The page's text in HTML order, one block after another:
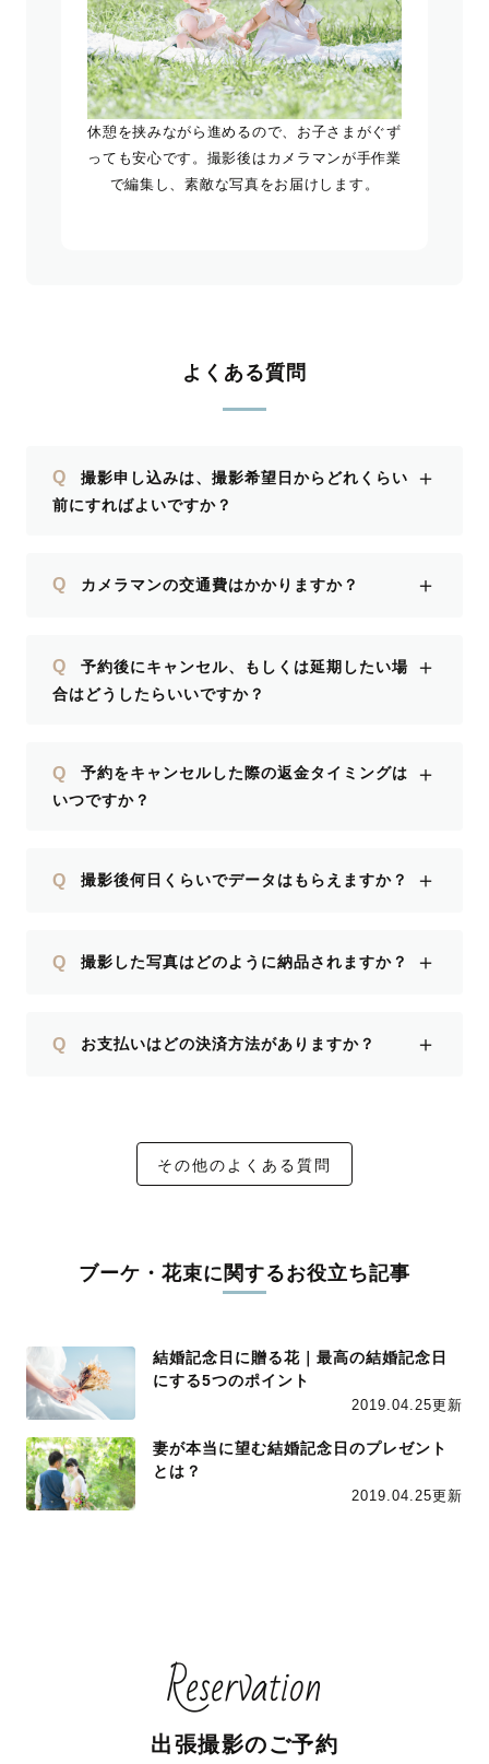
休憩を挟みながら進めるので、お子さまがぐず
っても安心です。撮影後はカメラマンが手作業
で編集し、素敵な写真をお届けします。
よくある質問
Q
撮影申し込みは、撮影希望日からどれくらい
前にすればよいですか？
＋
Q カメラマンの交通費はかかりますか？ ＋
Q
予約後にキャンセル、もしくは延期したい場
合はどうしたらいいですか？
＋
Q
予約をキャンセルした際の返金タイミングは
いつですか？
＋
Q 撮影後何日くらいでデータはもらえますか？ ＋
Q 撮影した写真はどのように納品されますか？ ＋
Q お支払いはどの決済方法がありますか？ ＋
その他のよくある質問
ブーケ・花束に関するお役立ち記事
結婚記念日に贈る花｜最高の結婚記念日
にする5つのポイント
2019.04.25更新
妻が本当に望む結婚記念日のプレゼント
とは？
2019.04.25更新
Reservation
出張撮影のご予約